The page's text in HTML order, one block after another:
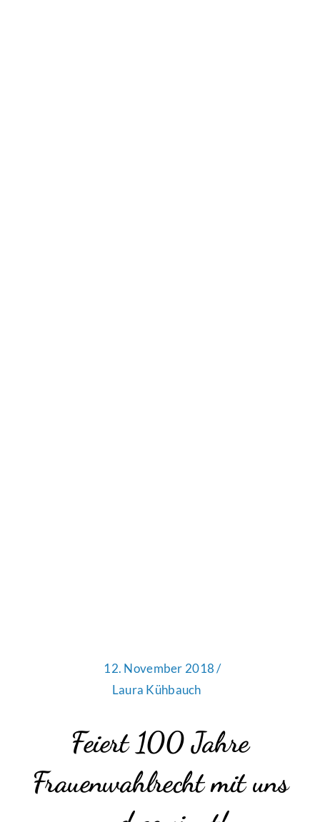
12. November 2018 /
Laura Kühbauch
Feiert 100 Jahre
Frauenwahlrecht mit uns